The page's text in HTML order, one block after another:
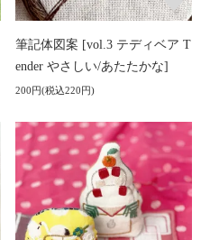
筆記体図案 [vol.3 テディベア T
ender やさしい/あたたかな]
200円(税込220円)